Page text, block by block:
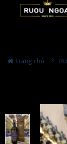
Trang chủ